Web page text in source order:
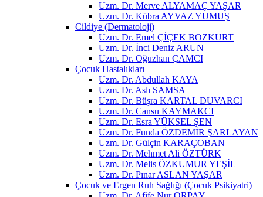
Uzm. Dr. Merve ALYAMAÇ YAŞAR
Uzm. Dr. Kübra AYVAZ YUMUŞ
Cildiye (Dermatoloji)
Uzm. Dr. Emel ÇİÇEK BOZKURT
Uzm. Dr. İnci Deniz ARUN
Uzm. Dr. Oğuzhan ÇAMCI
Çocuk Hastalıkları
Uzm. Dr. Abdullah KAYA
Uzm. Dr. Aslı SAMSA
Uzm. Dr. Büşra KARTAL DUVARCI
Uzm. Dr. Cansu KAYMAKCI
Uzm. Dr. Esra YÜKSEL ŞEN
Uzm. Dr. Funda ÖZDEMİR ŞARLAYAN
Uzm. Dr. Gülçin KARAÇOBAN
Uzm. Dr. Mehmet Ali ÖZTÜRK
Uzm. Dr. Melis ÖZKUMUR YEŞİL
Uzm. Dr. Pınar ASLAN YAŞAR
Çocuk ve Ergen Ruh Sağlığı (Çocuk Psikiyatri)